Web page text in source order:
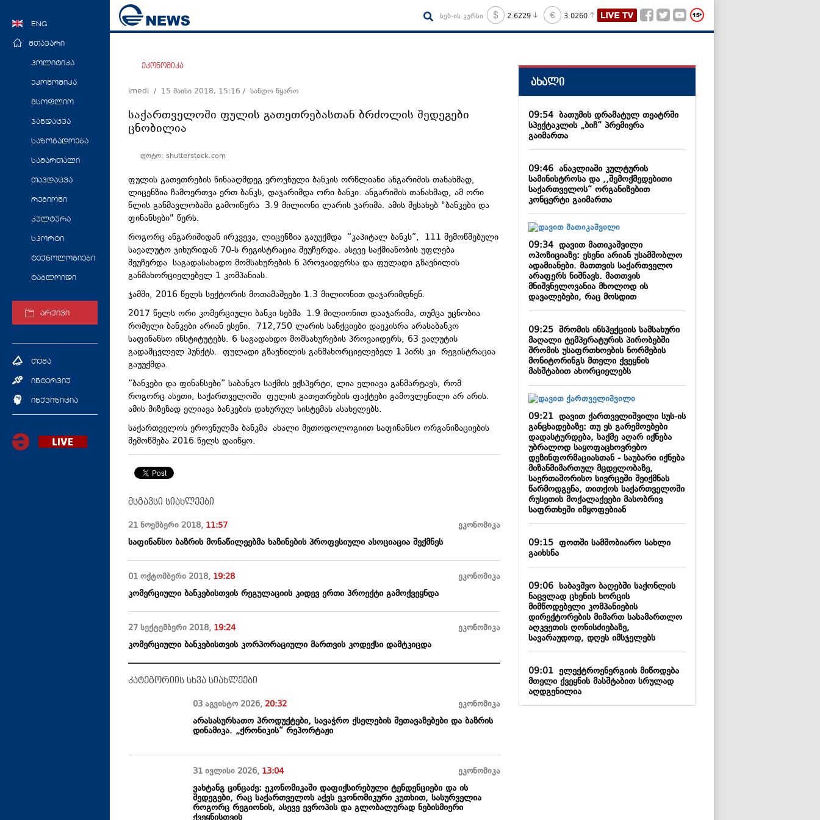
ENG
მთავარი
პოლიტიკა
ეკონომიკა
მსოფლიო
ჯანდაცვა
საზოგადოება
სამართალი
თავდაცვა
რეგიონი
კულტურა
სპორტი
ტექნოლოგიები
ტაბლოიდი
არქივი
თემა
ინტერვიუ
ინქვიზიცია
სებ-ის კურსი 2.6229 3.0260
ეკონომიკა
imedi / 15 მაისი 2018, 15:16 / სანდო წყარო
საქართველოში ფულის გათეთრებასთან ბრძოლის შედეგები
ცნობილია
ფოტო: shutterstock.com
ფულის გათეთრების წინააღმდეგ ეროვნული ბანკის ორწლიანი ანგარიშის თანახმად,
ლიცენზია ჩამოერთვა ერთ ბანკს, დაჯარიმდა ორი ბანკი. ანგარიშის თანახმად, ამ ორი
წლის განმავლობაში გამოიწერა 3.9 მილიონი ლარის ჯარიმა. ამის შესახებ "ბანკები და
ფინანსები" წერს.
როგორც ანგარიშიდან ირკვევა, ლიცენზია გაუუქმდა “კაპიტალ ბანკს”, 111 შემოწმებული
სავალუტო ჯიხურიდან 70-ს რეგისტრაცია შეუჩერდა. ასევე საქმიანობის უფლება
შეუჩერდა საგადასახადო მომსახურების 6 პროვაიდერსა და ფულადი გზავნილის
განმახორციელებელ 1 კომპანიას.
ჯამში, 2016 წელს სექტორის მოთამაშეები 1.3 მილიონით დაჯარიმდნენ.
2017 წელს ორი კომერციული ბანკი სებმა 1.9 მილიონით დააჯარიმა, თუმცა უცნობია
რომელი ბანკები არიან ესენი. 712,750 ლარის სანქციები დაეკისრა არასაბანკო
საფინანსო ინსტიტუტებს. 6 საგადახდო მომსახურების პროვაიდერს, 63 ვალუტის
გადამცვლელ პუნქტს. ფულადი გზავნილის განმახორციელებელ 1 პირს კი რეგისტრაცია
გაუუქმდა.
“ბანკები და ფინანსები” საბანკო საქმის ექსპერტი, ლია ელიავა განმარტავს, რომ
როგორც ასეთი, საქართველოში ფულის გათეთრების ფაქტები გამოვლენილი არ არის.
ამის მიზეზად ელიავა ბანკების დახურულ სისტემას ასახელებს.
საქართველოს ეროვნულმა ბანკმა ახალი მეთოდოლოგიით საფინანსო ორგანიზაციების
შემოწმება 2016 წელს დაიწყო.
მსგავსი სიახლეები
21 ნოემბერი 2018, 11:57 ეკონომიკა
საფინანსო ბაზრის მონაწილეებმა ხაზინების პროფესიული ასოციაცია შექმნეს
01 ოქტომბერი 2018, 19:28 ეკონომიკა
კომერციული ბანკებისთვის რეგულაციის კიდევ ერთი პროექტი გამოქვეყნდა
27 სექტემბერი 2018, 19:24 ეკონომიკა
კომერციული ბანკებისთვის კორპორაციული მართვის კოდექსი დამტკიცდა
კატეგორიის სხვა სიახლეები
03 აგვისტო 2026, 20:32 ეკონომიკა
არასასურსათო პროდუქტები, სავაჭრო ქსელების შეთავაზებები და ბაზრის
დინამიკა. „ქრონიკის“ რეპორტაჟი
31 ივლისი 2026, 13:04 ეკონომიკა
ვახტანგ ცინცაძე: ეკონომიკაში დაფიქსირებული ტენდენციები და ის
შედეგები, რაც საქართველოს აქვს ეკონომიკური კუთხით, სასურველია
როგორც რეგიონის, ასევე ევროპის და გლობალურად ნებისმიერი
ახალი
09:54ბათუმის დრამატულ თეატრში
სპექტაკლის „ბიჩ“ პრემიერა
გაიმართა
09:46ანაკლიაში კულტურის
სამინისტროსა და ,,შემოქმედებითი
საქართველოს“ ორგანიზებით
კონცერტი გაიმართა
09:34დავით მათიკაშვილი
ოპოზიციაზე: ესენი არიან უსამშობლო
ადამიანები. მათთვის საქართველო
არაფერს ნიშნავს. მათთვის
მნიშვნელოვანია მხოლოდ ის
დავალებები, რაც მოსდით
09:25შრომის ინსპექციის სამსახური
მაღალი ტემპერატურის პირობებში
შრომის უსაფრთხოების ნორმების
მონიტორინგს მთელი ქვეყნის
მასშტაბით ახორციელებს
09:21დავით ქართველიშვილი სუს-ის
განცხადებაზე: თუ ეს გარემოებები
დადასტურდება, საქმე აღარ იქნება
უბრალოდ საყოფაცხოვრებო
დეზინფორმაციასთან - საუბარი იქნება
მიზანმიმართულ მცდელობაზე,
საერთაშორისო სივრცეში შეიქმნას
წარმოდგენა, თითქოს საქართველოში
რუსეთის მოქალაქეები მასობრივ
საფრთხეში იმყოფებიან
09:15ფოთში სამშობიარო სახლი
გაიხსნა
09:06საბავშვო ბაღებში საქონლის
ნაცვლად ცხენის ხორცის
მიმწოდებელი კომპანიების
დირექტორების მიმართ სასამართლო
აღკვეთის ღონისძიებაზე,
სავარაუდოდ, დღეს იმსჯელებს
09:01ელექტროენერგიის მიწოდება
მთელი ქვეყნის მასშტაბით სრულად
აღდგენილია